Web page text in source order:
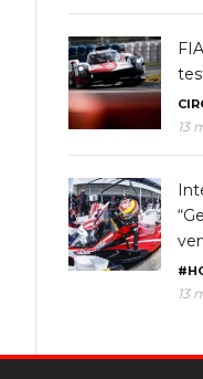
13
13